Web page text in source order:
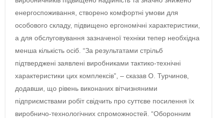
енергоспоживання, створено комфортні умови для
особового складу, підвищено ергономічні характеристики,
а для обслуговування зазначеної техніки тепер необхідна
менша кількість осіб. “За результатами стрільб
підтверджені заявлені виробниками тактико-технічні
характеристики цих комплексів”, – сказав О. Турчинов,
додавши, що рівень виконаних вітчизняними
підприємствами робіт свідчить про суттєве посилення їх
виробничо-технологічних спроможностей. “Оборонним